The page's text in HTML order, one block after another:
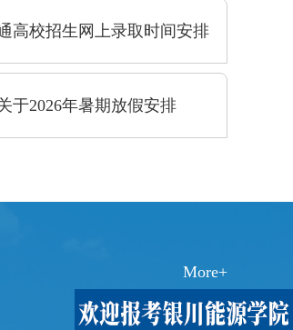
戎装铸魂守初心 基层实干践使命||数字信息学院优秀校友孙维民
笔从
发，
，在
诚担
学生，我主动响应利通区返家乡社会
为期十五天陪伴社区未成年人。正式
高校招生网上录取时间安排
于2026年暑期放假安排
More+